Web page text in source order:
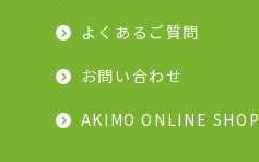
よくあるご質問
お問い合わせ
AKIMO ONLINE SHOP